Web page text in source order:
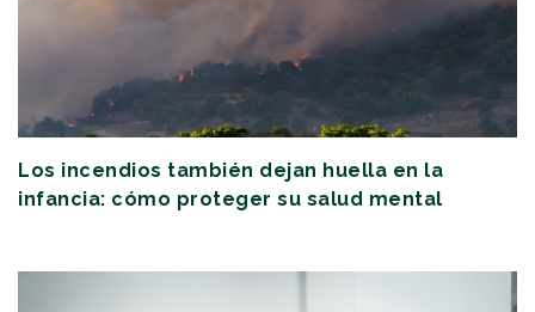
Los incendios también dejan huella en la
infancia: cómo proteger su salud mental